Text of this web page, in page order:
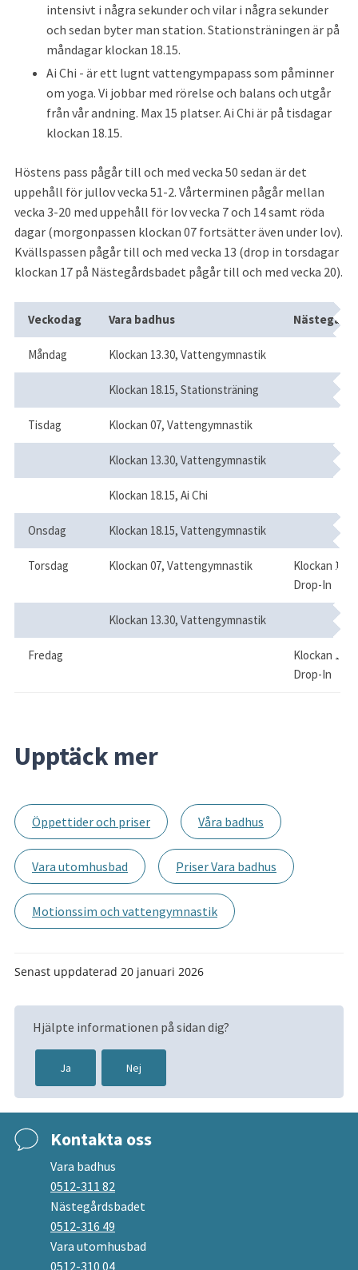
intensivt i några sekunder och vilar i några sekunder
och sedan byter man station. Stationsträningen är på
måndagar klockan 18.15.
Ai Chi - är ett lugnt vattengympapass som påminner
om yoga. Vi jobbar med rörelse och balans och utgår
från vår andning. Max 15 platser. Ai Chi är på tisdagar
klockan 18.15.
Höstens pass pågår till och med vecka 50 sedan är det
uppehåll för jullov vecka 51-2. Vårterminen pågår mellan
vecka 3-20 med uppehåll för lov vecka 7 och 14 samt röda
dagar (morgonpassen klockan 07 fortsätter även under lov).
Kvällspassen pågår till och med vecka 13 (drop in torsdagar
klockan 17 på Nästegårdsbadet pågår till och med vecka 20).
Vattengymnastik på Vara badhus
Veckodag Vara badhus
Måndag Klockan 13.30, Vattengymnastik
Klockan 18.15, Stationsträning
Tisdag Klockan 07, Vattengymnastik
Klockan 13.30, Vattengymnastik
Klockan 18.15, Ai Chi
Onsdag Klockan 18.15, Vattengymnastik
Torsdag Klockan 07, Vattengymnastik
Klockan 17,
Drop-In
Klockan 13.30, Vattengymnastik
Fredag
Klockan 11,
Drop-In
Upptäck mer
Öppettider och priser Våra badhus
Vara utomhusbad Priser Vara badhus
Motionssim och vattengymnastik
Senast uppdaterad 20 januari 2026
Hjälpte informationen på sidan dig?
Ja Nej
Kontakta oss
Vara badhus
0512-311 82
Nästegårdsbadet
0512-316 49
Vara utomhusbad
0512-310 04